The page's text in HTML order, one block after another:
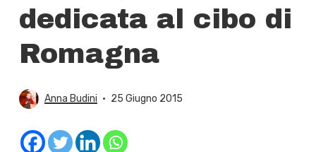
dedicata al cibo di
Romagna
Anna Budini 25 Giugno 2015